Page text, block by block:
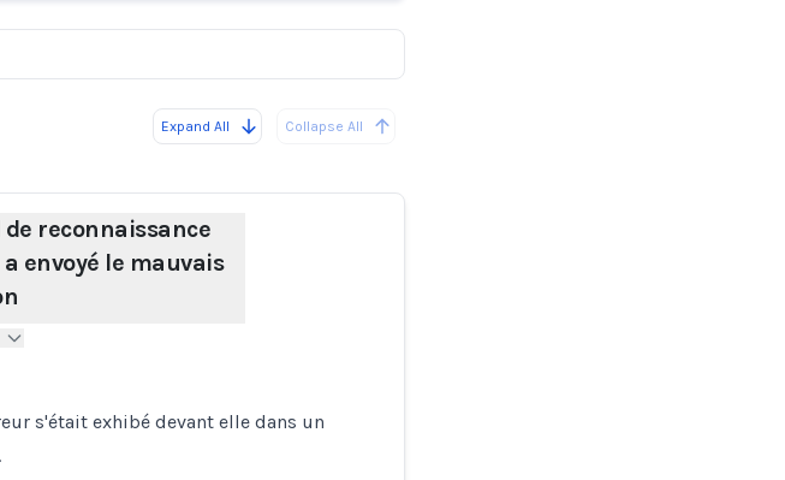
Expand All Collapse All
reconnaissance
envoyé le mauvais
s'était exhibé devant elle dans un